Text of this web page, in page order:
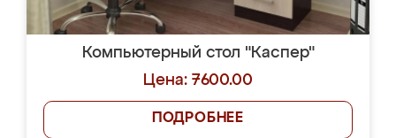
Компьютерный стол "Каспер"
Цена: 7600.00
ПОДРОБНЕЕ